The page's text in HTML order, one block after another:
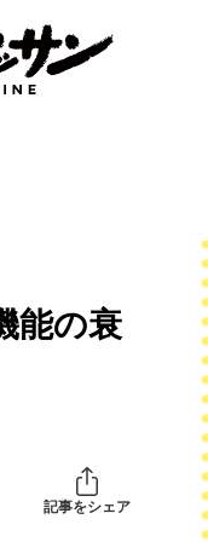
能の衰
記事をシェア